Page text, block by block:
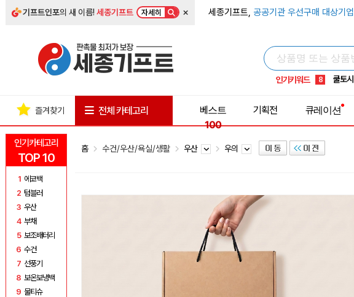
기프트인포의 새 이름!세종기프트 자세히 × 세종기프트, 공공기관 우선구매 대상기업
인기키워드
5 키캡
8 쿨토시
9 넥쿨러
1 선풍기
인기카테고리
TOP 10
1 에코백
2 텀블러
3 우산
4 부채
5 보조배터리
6 수건
7 선풍기
8 보온보냉백
9 물티슈
즐겨찾기 전체 카테고리
베스트
100
기획전 큐레이션
홈 수건/우산/욕실/생활 우산 우의